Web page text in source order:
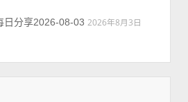
日分享2026-08-03 2026年8月3日